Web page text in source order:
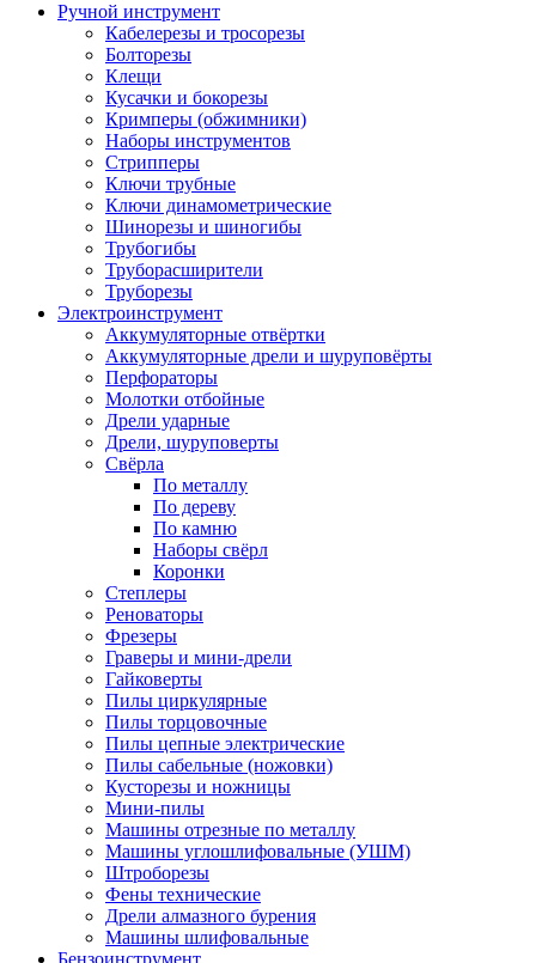
Ручной инструмент
Кабелерезы и тросорезы
Болторезы
Клещи
Кусачки и бокорезы
Кримперы (обжимники)
Наборы инструментов
Стрипперы
Ключи трубные
Ключи динамометрические
Шинорезы и шиногибы
Трубогибы
Труборасширители
Труборезы
Электроинструмент
Аккумуляторные отвёртки
Аккумуляторные дрели и шуруповёрты
Перфораторы
Молотки отбойные
Дрели ударные
Дрели, шуруповерты
Свёрла
По металлу
По дереву
По камню
Наборы свёрл
Коронки
Степлеры
Реноваторы
Фрезеры
Граверы и мини-дрели
Гайковерты
Пилы циркулярные
Пилы торцовочные
Пилы цепные электрические
Пилы сабельные (ножовки)
Кусторезы и ножницы
Мини-пилы
Машины отрезные по металлу
Машины углошлифовальные (УШМ)
Штроборезы
Фены технические
Дрели алмазного бурения
Машины шлифовальные